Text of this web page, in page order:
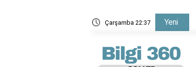
Çarşamba 22:37 Yeni